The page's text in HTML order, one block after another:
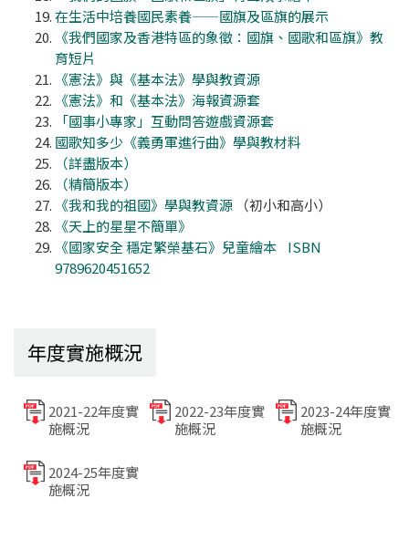
在生活中培養國民素養——國旗及區旗的展示
《我們國家及香港特區的象徵：國旗、國歌和區旗》教
育短片
《憲法》與《基本法》學與教資源
《憲法》和《基本法》海報資源套
「國事小專家」互動問答遊戲資源套
國歌知多少《義勇軍進行曲》學與教材料
（詳盡版本）
（精簡版本）
《我和我的祖國》學與教資源 （初小和高小）
《天上的星星不簡單》
《國家安全 穩定繁榮基石》兒童繪本
ISBN
9789620451652
年度實施概況
2021-22年度實
施概況
2022-23年度實
施概況
2023-24年度實
施概況
2024-25年度實
施概況